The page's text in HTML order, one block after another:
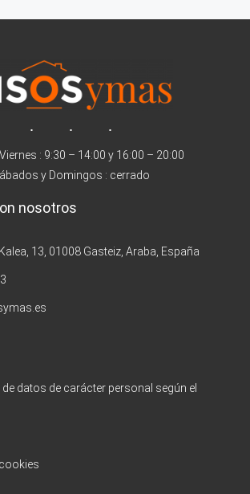
Viernes : 9:30 – 14:00 y 16:00 – 20:00
y Domingos : cerrado
nosotros
13, 01008 Gasteiz, Araba, España
datos de carácter personal según el